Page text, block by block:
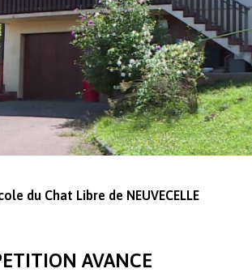
du Chat Libre de NEUVECELLE
AVANCE